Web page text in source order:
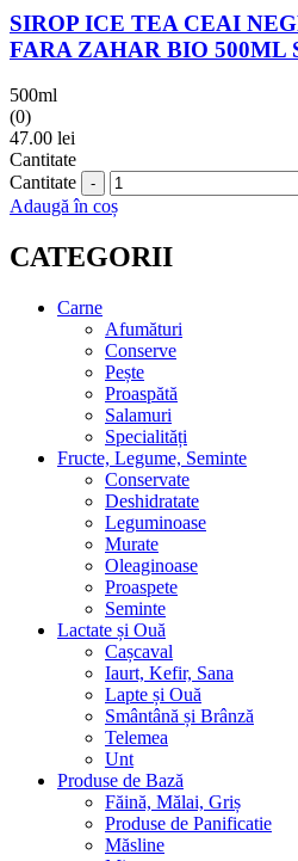
SIROP ICE TEA CEAI
FARA ZAHAR BIO 500ML
500ml
(0)
47.00 lei
Cantitate
Cantitate
Adaugă în coș
CATEGORII
Carne
Afumături
Conserve
Pește
Proaspătă
Salamuri
Specialități
Fructe, Legume, Seminte
Conservate
Deshidratate
Leguminoase
Murate
Oleaginoase
Proaspete
Seminte
Lactate și Ouă
Cașcaval
Iaurt, Kefir, Sana
Lapte și Ouă
Smântână și Brânză
Telemea
Unt
Produse de Bază
Făină, Mălai, Griș
Produse de Panificatie
Măsline